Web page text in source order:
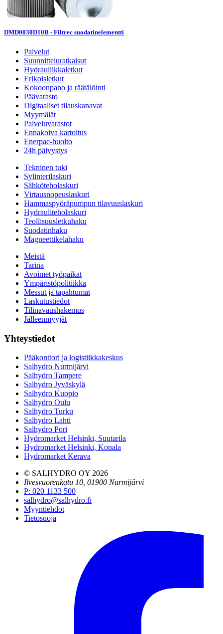
DMD0030D10B - Filtrec suodatinelementti
Palvelut
Suunnitteluratkaisut
Hydrauliikkaletkut
Erikoisletkut
Kokoonpano ja räätälöinti
Päävarasto
Digitaaliset tilauskanavat
Myymälät
Palveluvarastot
Ennakoiva kartoitus
Enerpac-huolto
24h päivystys
Tekninen tuki
Sylinterilaskuri
Sähköteholaskuri
Virtausnopeuslaskuri
Hammaspyöräpumpun tilavuuslaskuri
Hydrauliteholaskuri
Teollisuusletkuhaku
Suodatinhaku
Magneettikelahaku
Meistä
Tarina
Avoimet työpaikat
Ympäristöpolitiikka
Messut ja tapahtumat
Laskutustiedot
Tilinavaushakemus
Jälleenmyyjät
Yhteystiedot
Pääkonttori ja logistiikkakeskus
Salhydro Nurmijärvi
Salhydro Tampere
Salhydro Jyväskylä
Salhydro Kuopio
Salhydro Oulu
Salhydro Turku
Salhydro Lahti
Salhydro Pori
Hydromarket Helsinki, Suutarila
Hydromarket Helsinki, Konala
Hydromarket Kerava
© SALHYDRO OY 2026
Ilvesvuorenkatu 10, 01900 Nurmijärvi
P: 020 1133 500
salhydro@salhydro.fi
Myyntiehdot
Tietosuoja